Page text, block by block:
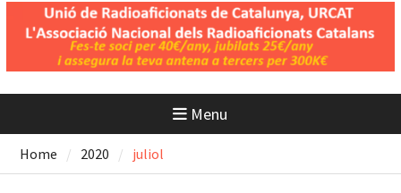
Menu
Home 2020 juliol